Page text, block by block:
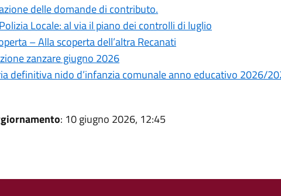
delle domande di contributo.
Locale: al via il piano dei controlli di luglio
– Alla scoperta dell’altra Recanati
zanzare giugno 2026
definitiva nido d’infanzia comunale anno educativo 2026/
: 10 giugno 2026, 12:45